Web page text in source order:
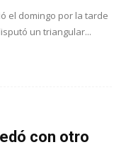
el domingo por la tarde
un triangular...
con otro